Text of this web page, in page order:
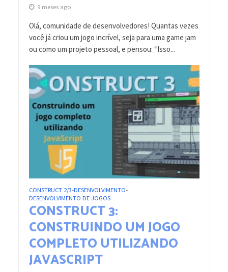
9 meses ago
Olá, comunidade de desenvolvedores! Quantas vezes
você já criou um jogo incrível, seja para uma game jam
ou como um projeto pessoal, e pensou: “Isso...
CONSTRUCT 2/3•DESENVOLVIMENTO•
DESENVOLVIMENTO DE JOGOS
CONSTRUCT 3:
CONSTRUINDO UM JOGO
COMPLETO UTILIZANDO
JAVASCRIPT